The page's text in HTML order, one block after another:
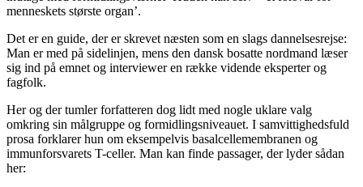
menneskets største organ’.
Det er en guide, der er skrevet næsten som en slags dannelsesrejse:
Man er med på sidelinjen, mens den dansk bosatte nordmand læser
sig ind på emnet og interviewer en række vidende eksperter og
fagfolk.
Her og der tumler forfatteren dog lidt med nogle uklare valg
omkring sin målgruppe og formidlingsniveauet. I samvittighedsfuld
prosa forklarer hun om eksempelvis basalcellemembranen og
immunforsvarets T-celler. Man kan finde passager, der lyder sådan
her: